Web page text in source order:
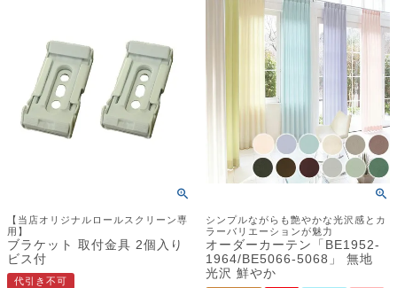
【当店オリジナルロールスクリーン専
用】
ブラケット 取付金具 2個入り
ビス付
代引き不可
シンプルながらも艶やかな光沢感とカ
ラーバリエーションが魅力
オーダーカーテン「BE1952-
1964/BE5066-5068」 無地
光沢 鮮やか